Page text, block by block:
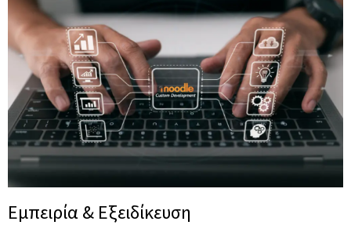
Εμπειρία & Εξειδίκευση